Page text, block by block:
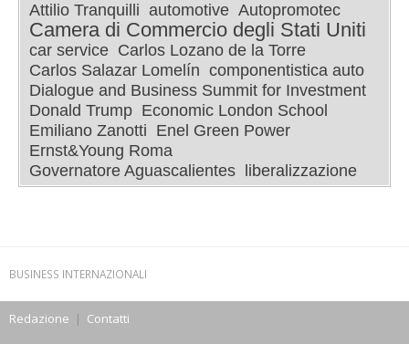
Attilio Tranquilli automotive Autopromotec
Camera di Commercio degli Stati Uniti
car service Carlos Lozano de la Torre
Carlos Salazar Lomelín componentistica auto
Dialogue and Business Summit for Investment
Donald Trump Economic London School
Emiliano Zanotti Enel Green Power
Ernst&Young Roma
Governatore Aguascalientes
liberalizzazione
BUSINESS INTERNAZIONALI
Redazione | Contatti